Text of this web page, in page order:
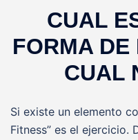
CUAL
FORMA
CUAL
Si existe un elemento
Fitness” es el ejercicio.